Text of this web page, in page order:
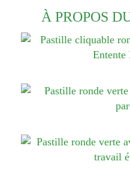
À PROPOS